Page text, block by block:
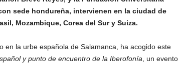
sede hondureña, intervienen en la ciudad de
Mozambique, Corea del Sur y Suiza.
en la urbe española de Salamanca, ha acogido este
y punto de encuentro de la Iberofonía , un evento